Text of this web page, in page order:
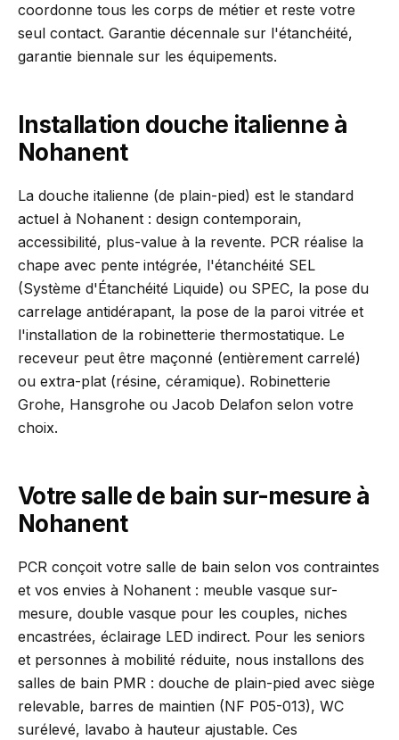
coordonne tous les corps de métier et reste votre
seul contact. Garantie décennale sur l'étanchéité,
garantie biennale sur les équipements.
Installation douche italienne à
Nohanent
La douche italienne (de plain-pied) est le standard
actuel à Nohanent : design contemporain,
accessibilité, plus-value à la revente. PCR réalise la
chape avec pente intégrée, l'étanchéité SEL
(Système d'Étanchéité Liquide) ou SPEC, la pose du
carrelage antidérapant, la pose de la paroi vitrée et
l'installation de la robinetterie thermostatique. Le
receveur peut être maçonné (entièrement carrelé)
ou extra-plat (résine, céramique). Robinetterie
Grohe, Hansgrohe ou Jacob Delafon selon votre
choix.
Votre salle de bain sur-mesure à
Nohanent
PCR conçoit votre salle de bain selon vos contraintes
et vos envies à Nohanent : meuble vasque sur-
mesure, double vasque pour les couples, niches
encastrées, éclairage LED indirect. Pour les seniors
et personnes à mobilité réduite, nous installons des
salles de bain PMR : douche de plain-pied avec siège
relevable, barres de maintien (NF P05-013), WC
surélevé, lavabo à hauteur ajustable. Ces